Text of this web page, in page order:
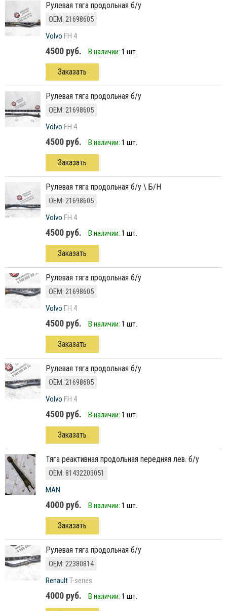
рулевая тяга продольная б/у
ОЕМ: 21698605
Volvo FH 4
4500 руб. В наличии: 1 шт.
Заказать
рулевая тяга продольная б/у
ОЕМ: 21698605
Volvo FH 4
4500 руб. В наличии: 1 шт.
Заказать
рулевая тяга продольная б/у \ Б/Н
ОЕМ: 21698605
Volvo FH 4
4500 руб. В наличии: 1 шт.
Заказать
рулевая тяга продольная б/у
ОЕМ: 21698605
Volvo FH 4
4500 руб. В наличии: 1 шт.
Заказать
рулевая тяга продольная б/у
ОЕМ: 21698605
Volvo FH 4
4500 руб. В наличии: 1 шт.
Заказать
тяга реактивная продольная передняя лев. б/у
ОЕМ: 81432203051
MAN
4000 руб. В наличии: 1 шт.
Заказать
рулевая тяга продольная б/у
ОЕМ: 22380814
RenaultT-series
4000 руб. В наличии: 1 шт.